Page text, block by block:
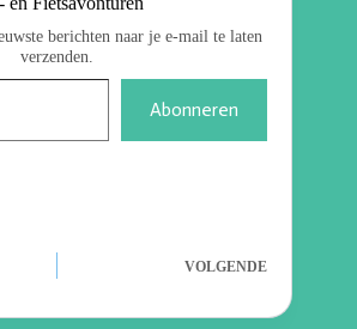
berichten naar je e-mail te laten
verzenden.
Abonneren
VOLGENDE